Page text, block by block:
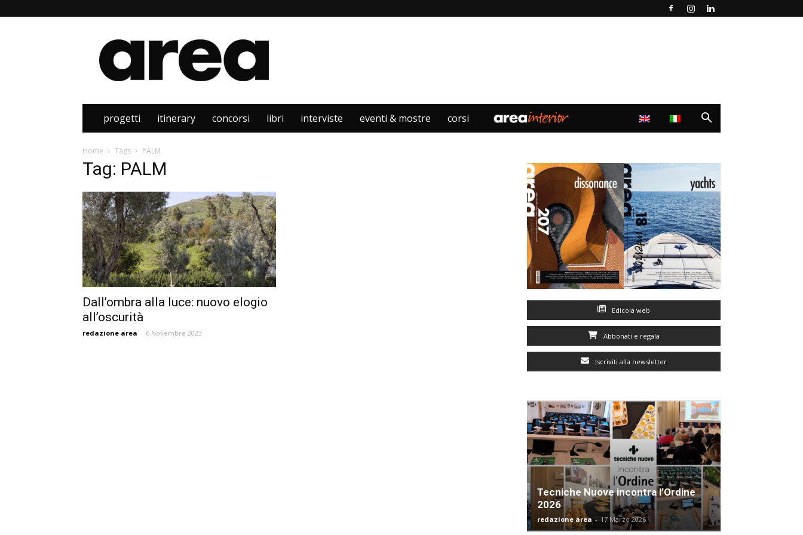
Area
progetti itinerary concorsi libri interviste eventi & mostre corsi
Home Tags PALM
Tag: PALM
Dall’ombra alla luce: nuovo elogio
all’oscurità
redazione area - 6 Novembre 2023
Edicola web
Abbonati e regala
Iscriviti alla newsletter
Tecniche Nuove incontra l’Ordine
2026
redazione area - 17 Marzo 2026